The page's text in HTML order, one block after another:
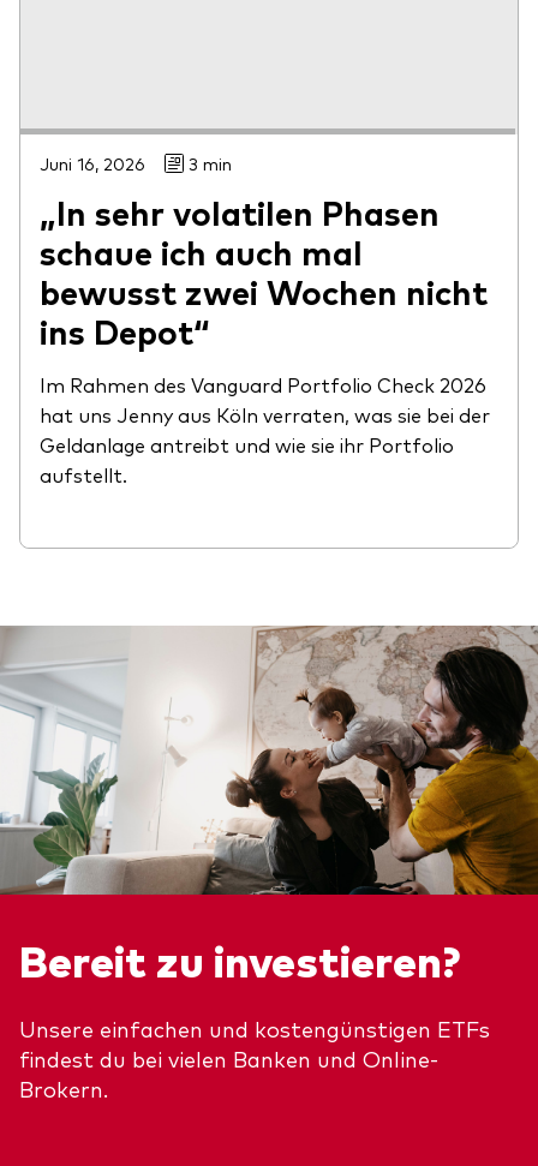
Juni 16, 2026 3 min
„In sehr volatilen Phasen
schaue ich auch mal
bewusst zwei Wochen nicht
ins Depot“
Im Rahmen des Vanguard Portfolio Check 2026
hat uns Jenny aus Köln verraten, was sie bei der
Geldanlage antreibt und wie sie ihr Portfolio
aufstellt.
Bereit zu investieren?
Unsere einfachen und kostengünstigen ETFs
findest du bei vielen Banken und Online-
Brokern.